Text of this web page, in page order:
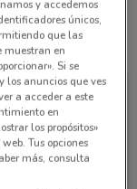
y accedemos
únicos,
que las
muestran en
Si se
los anuncios que ves
a acceder a este
en
los propósitos»
Tus opciones
más, consulta